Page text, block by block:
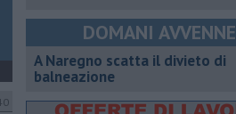
DOMANI AVVENNE
A Naregno scatta il divieto di
balneazione